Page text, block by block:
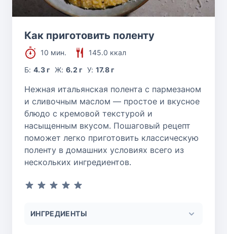
Как приготовить поленту
10 мин.
145.0 ккал
Б:4.3 г Ж: 6.2 г У: 17.8 г
Нежная итальянская полента с пармезаном
и сливочным маслом — простое и вкусное
блюдо с кремовой текстурой и
насыщенным вкусом. Пошаговый рецепт
поможет легко приготовить классическую
поленту в домашних условиях всего из
нескольких ингредиентов.
ИНГРЕДИЕНТЫ